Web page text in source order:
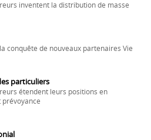
inventent la distribution de masse
conquête de nouveaux partenaires Vie
particuliers
étendent leurs positions en